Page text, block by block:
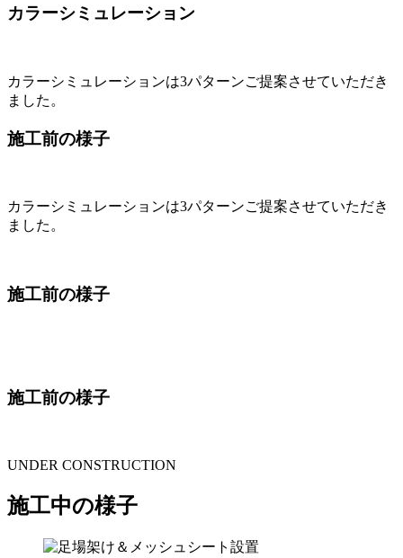
カラーシミュレーション
カラーシミュレーションは3パターンご提案させていただき
ました。
施工前の様子
カラーシミュレーションは3パターンご提案させていただき
ました。
施工前の様子
施工前の様子
UNDER CONSTRUCTION
施工中の様子